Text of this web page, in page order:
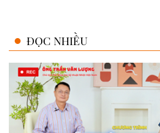
ĐỌC NHIỀU